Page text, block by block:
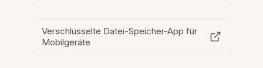
Verschlüsselte Datei-Speicher-App für
Mobilgeräte